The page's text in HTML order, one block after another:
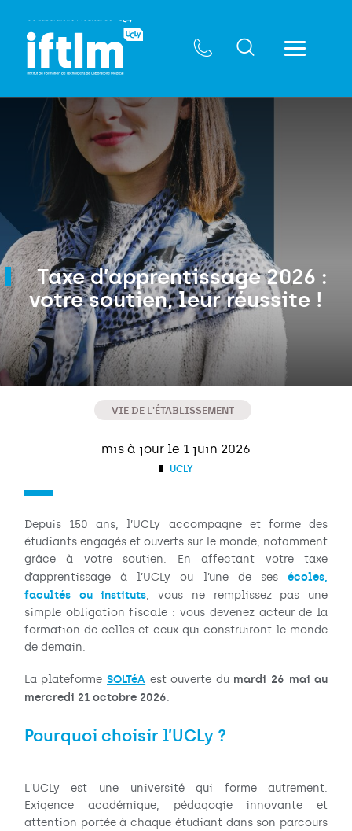
Taxe d’apprentissage 2026 :
votre soutien, leur réussite !
VIE DE L'ÉTABLISSEMENT
mis à jour le 1 juin 2026
UCLY
Depuis 150 ans, l’UCLy accompagne et forme des
étudiants engagés et ouverts sur le monde, notamment
grâce à votre soutien. En affectant votre taxe
d’apprentissage à l’UCLy ou l’une de sesécoles,
facultés ou instituts, vous ne remplissez pas une
simple obligation fiscale : vous devenez acteur de la
formation de celles et ceux qui construiront le monde
de demain.
La plateformeSOLTéA est ouverte du mardi 26 mai au
mercredi 21 octobre 2026.
Pourquoi choisir l’UCLy ?
L'UCLy est une université qui forme autrement.
Exigence académique, pédagogie innovante et
attention portée à chaque étudiant dans son parcours